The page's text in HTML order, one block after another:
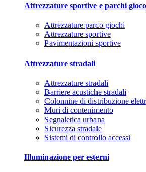
Attrezzature sportive e parchi gioco
Attrezzature parco giochi
Attrezzature sportive
Pavimentazioni sportive
Attrezzature stradali
Attrezzature stradali
Barriere acustiche stradali
Colonnine di distribuzione
Muri di contenimento
Segnaletica urbana
Sicurezza stradale
Sistemi di controllo accessi
Illuminazione per esterni